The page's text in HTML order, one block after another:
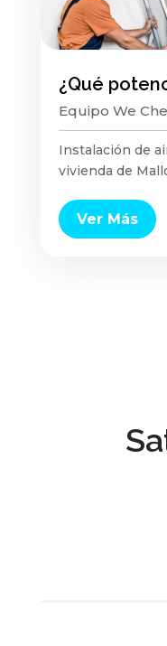
Equipo We
Instalación de
vivienda de
Ver Más